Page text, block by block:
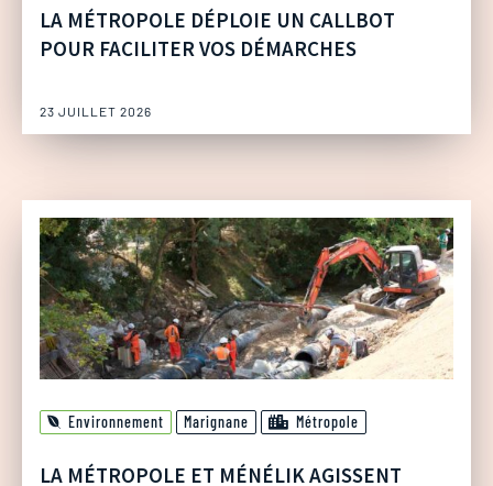
LA MÉTROPOLE DÉPLOIE UN CALLBOT
POUR FACILITER VOS DÉMARCHES
23 JUILLET 2026
Environnement Marignane Métropole
LA MÉTROPOLE ET MÉNÉLIK AGISSENT